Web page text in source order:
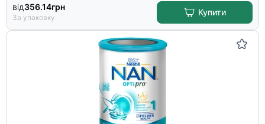
від356.14грн
За упаковку
Купити